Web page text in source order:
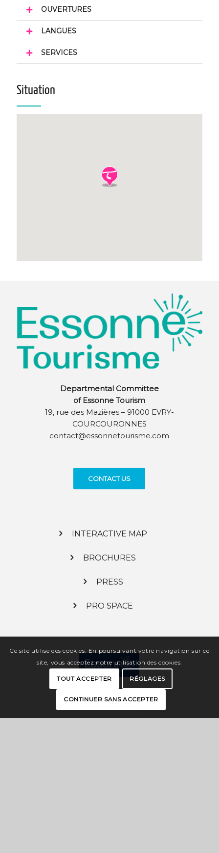
OUVERTURES
LANGUES
SERVICES
Situation
Departmental Committee
of Essonne Tourism
19, rue des Mazières – 91000 EVRY-
COURCOURONNES
contact@essonnetourisme.com
CONTACT US
INTERACTIVE MAP
BROCHURES
PRESS
PRO SPACE
Ce site utilise des cookies. En poursuivant votre navigation sur ce
site, vous acceptez notre utilisation des cookies.
TOUT ACCEPTER RÉGLAGES
CONTINUER SANS ACCEPTER